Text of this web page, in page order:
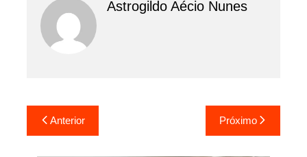
Astrogildo Aécio Nunes
Navegação
de
Anterior Próximo